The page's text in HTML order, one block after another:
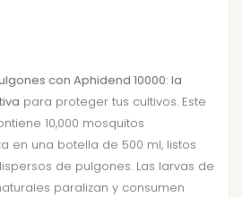
con Aphidend 10000: la
para proteger tus cultivos. Este
10,000 mosquitos
en una botella de 500 ml, listos
de pulgones. Las larvas de
paralizan y consumen